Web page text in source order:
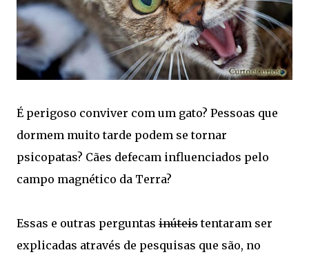
É perigoso conviver com um gato? Pessoas que
dormem muito tarde podem se tornar
psicopatas? Cães defecam influenciados pelo
campo magnético da Terra?
Essas e outras perguntas inúteistentaram ser
explicadas através de pesquisas que são, no